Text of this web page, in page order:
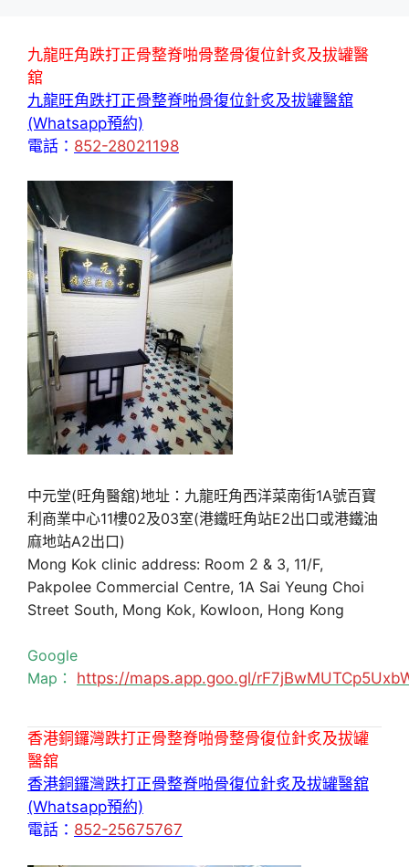
九龍旺角跌打正骨整脊啪骨整骨復位針炙及拔罐醫
舘
九龍旺角跌打正骨整脊啪骨復位針炙及拔罐醫舘
(Whatsapp預約)
電話： 852-28021198
中元堂(旺角醫舘)地址：九龍旺角西洋菜南街1A號百寶
利商業中心11樓02及03室(港鐵旺角站E2出口或港鐵油
麻地站A2出口)
Mong Kok clinic address: Room 2 & 3, 11/F,
Pakpolee Commercial Centre, 1A Sai Yeung Choi
Street South, Mong Kok, Kowloon, Hong Kong
Google
Map： https://maps.app.goo.gl/
香港銅鑼灣跌打正骨整脊啪骨整骨復位針炙及拔罐
醫舘
香港銅鑼灣跌打正骨整脊啪骨復位針炙及拔罐醫舘
(Whatsapp預約)
電話： 852-25675767